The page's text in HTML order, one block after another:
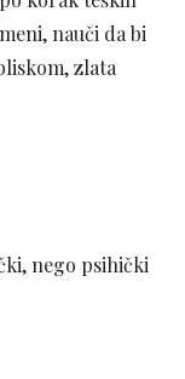
nauči da bi
zlata
nego psihički